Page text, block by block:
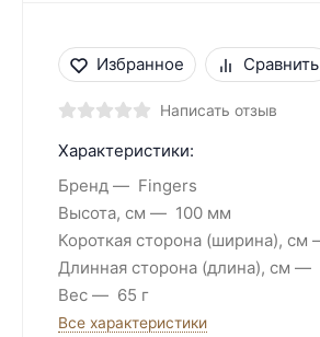
Избранное Сравнить
Написать отзыв
Характеристики:
Бренд
Fingers
Высота, см
100 мм
Короткая сторона (ширина), см
Длинная сторона (длина), см
Вес
65 г
Все характеристики